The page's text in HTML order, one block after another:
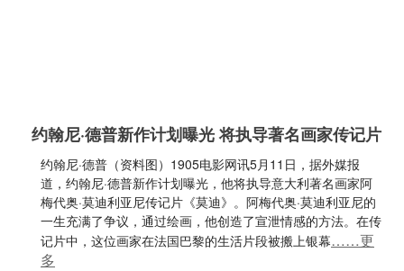
约翰尼·德普新作计划曝光 将执导著名画家传记片
约翰尼·德普（资料图）1905电影网讯5月11日，据外媒报
道，约翰尼·德普新作计划曝光，他将执导意大利著名画家阿
梅代奥·莫迪利亚尼传记片《莫迪》。阿梅代奥·莫迪利亚尼的
一生充满了争议，通过绘画，他创造了宣泄情感的方法。在传
记片中，这位画家在法国巴黎的生活片段被搬上银幕……更
多